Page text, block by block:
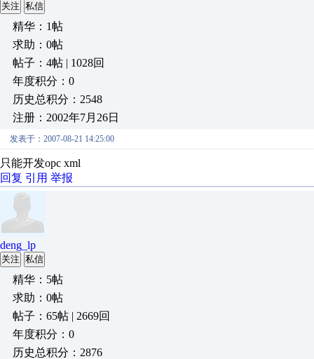
关注 私信
精华：1帖
求助：0帖
帖子：4帖 | 1028回
年度积分：0
历史总积分：2548
注册：2002年7月26日
发表于：2007-08-21 14:25:00
只能开发opc xml
回复 引用 举报
deng_lp
关注 私信
精华：5帖
求助：0帖
帖子：65帖 | 2669回
年度积分：0
历史总积分：2876